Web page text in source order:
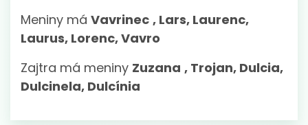
Meniny má Vavrinec , Lars, Laurenc,
Laurus, Lorenc, Vavro
Zajtra má meniny Zuzana , Trojan, Dulcia,
Dulcinela, Dulcínia